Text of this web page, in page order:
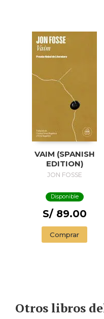
VAIM (SPANISH
EDITION)
JON FOSSE
Disponible
S/ 89.00
Comprar
Otros libros